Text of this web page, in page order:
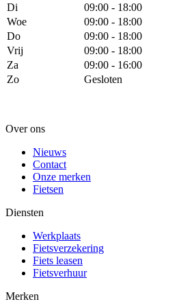
Di
09:00 - 18:00
Woe
09:00 - 18:00
Do
09:00 - 18:00
Vrij
09:00 - 18:00
Za
09:00 - 16:00
Zo
Gesloten
Over ons
Nieuws
Contact
Onze merken
Fietsen
Diensten
Werkplaats
Fietsverzekering
Fiets leasen
Fietsverhuur
Merken